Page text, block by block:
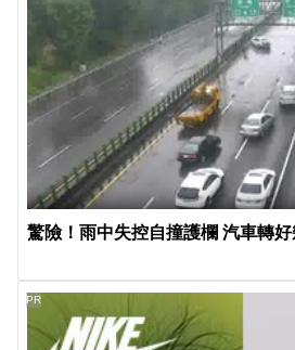
驚險！雨中失控自撞護欄 汽車轉
PR